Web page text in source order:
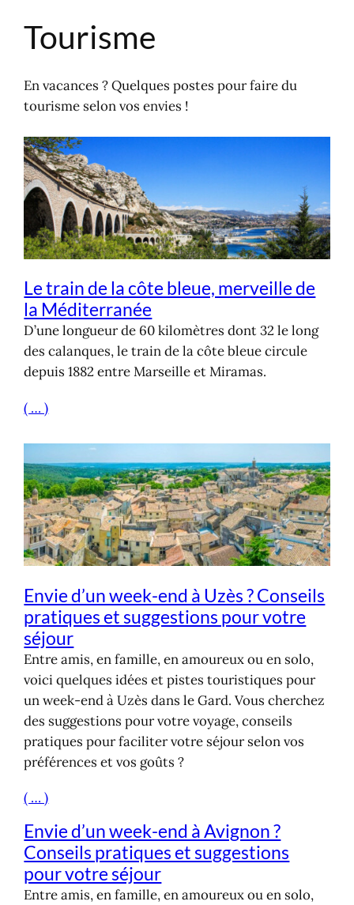
AllerTourisme
En vacances ? Quelques postes pour faire du
tourisme selon vos envies !
Le train de la côte bleue, merveille de
la Méditerranée
D’une longueur de 60 kilomètres dont 32 le long
des calanques, le train de la côte bleue circule
depuis 1882 entre Marseille et Miramas.
( … )
Envie d’un week-end à Uzès ? Conseils
pratiques et suggestions pour votre
séjour
Entre amis, en famille, en amoureux ou en solo,
voici quelques idées et pistes touristiques pour
un week-end à Uzès dans le Gard. Vous cherchez
des suggestions pour votre voyage, conseils
pratiques pour faciliter votre séjour selon vos
préférences et vos goûts ?
( … )
Envie d’un week-end à Avignon ?
Conseils pratiques et suggestions
pour votre séjour
Entre amis, en famille, en amoureux ou en solo,